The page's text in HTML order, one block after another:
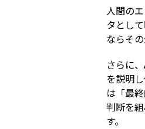
人間の
タとし
ならそ
さらに
を説明
は「最
判断を
す。